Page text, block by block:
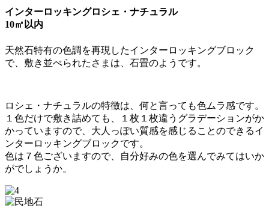
インターロッキングロシェ・ナチュラル
10㎡以内
天然石特有の色調を再現したインターロッキングブロック
で、敷き並べられたさまは、石畳のようです。
ロシェ・ナチュラルの特徴は、何と言っても色ムラ感です。
１色だけで敷き詰めても、１枚１枚違うグラデーションがか
かっていますので、大人っぽい質感を感じることのできるイ
ンターロッキングブロックです。
色は７色ございますので、自分好みの色を選んでみてはいか
がでしょうか。